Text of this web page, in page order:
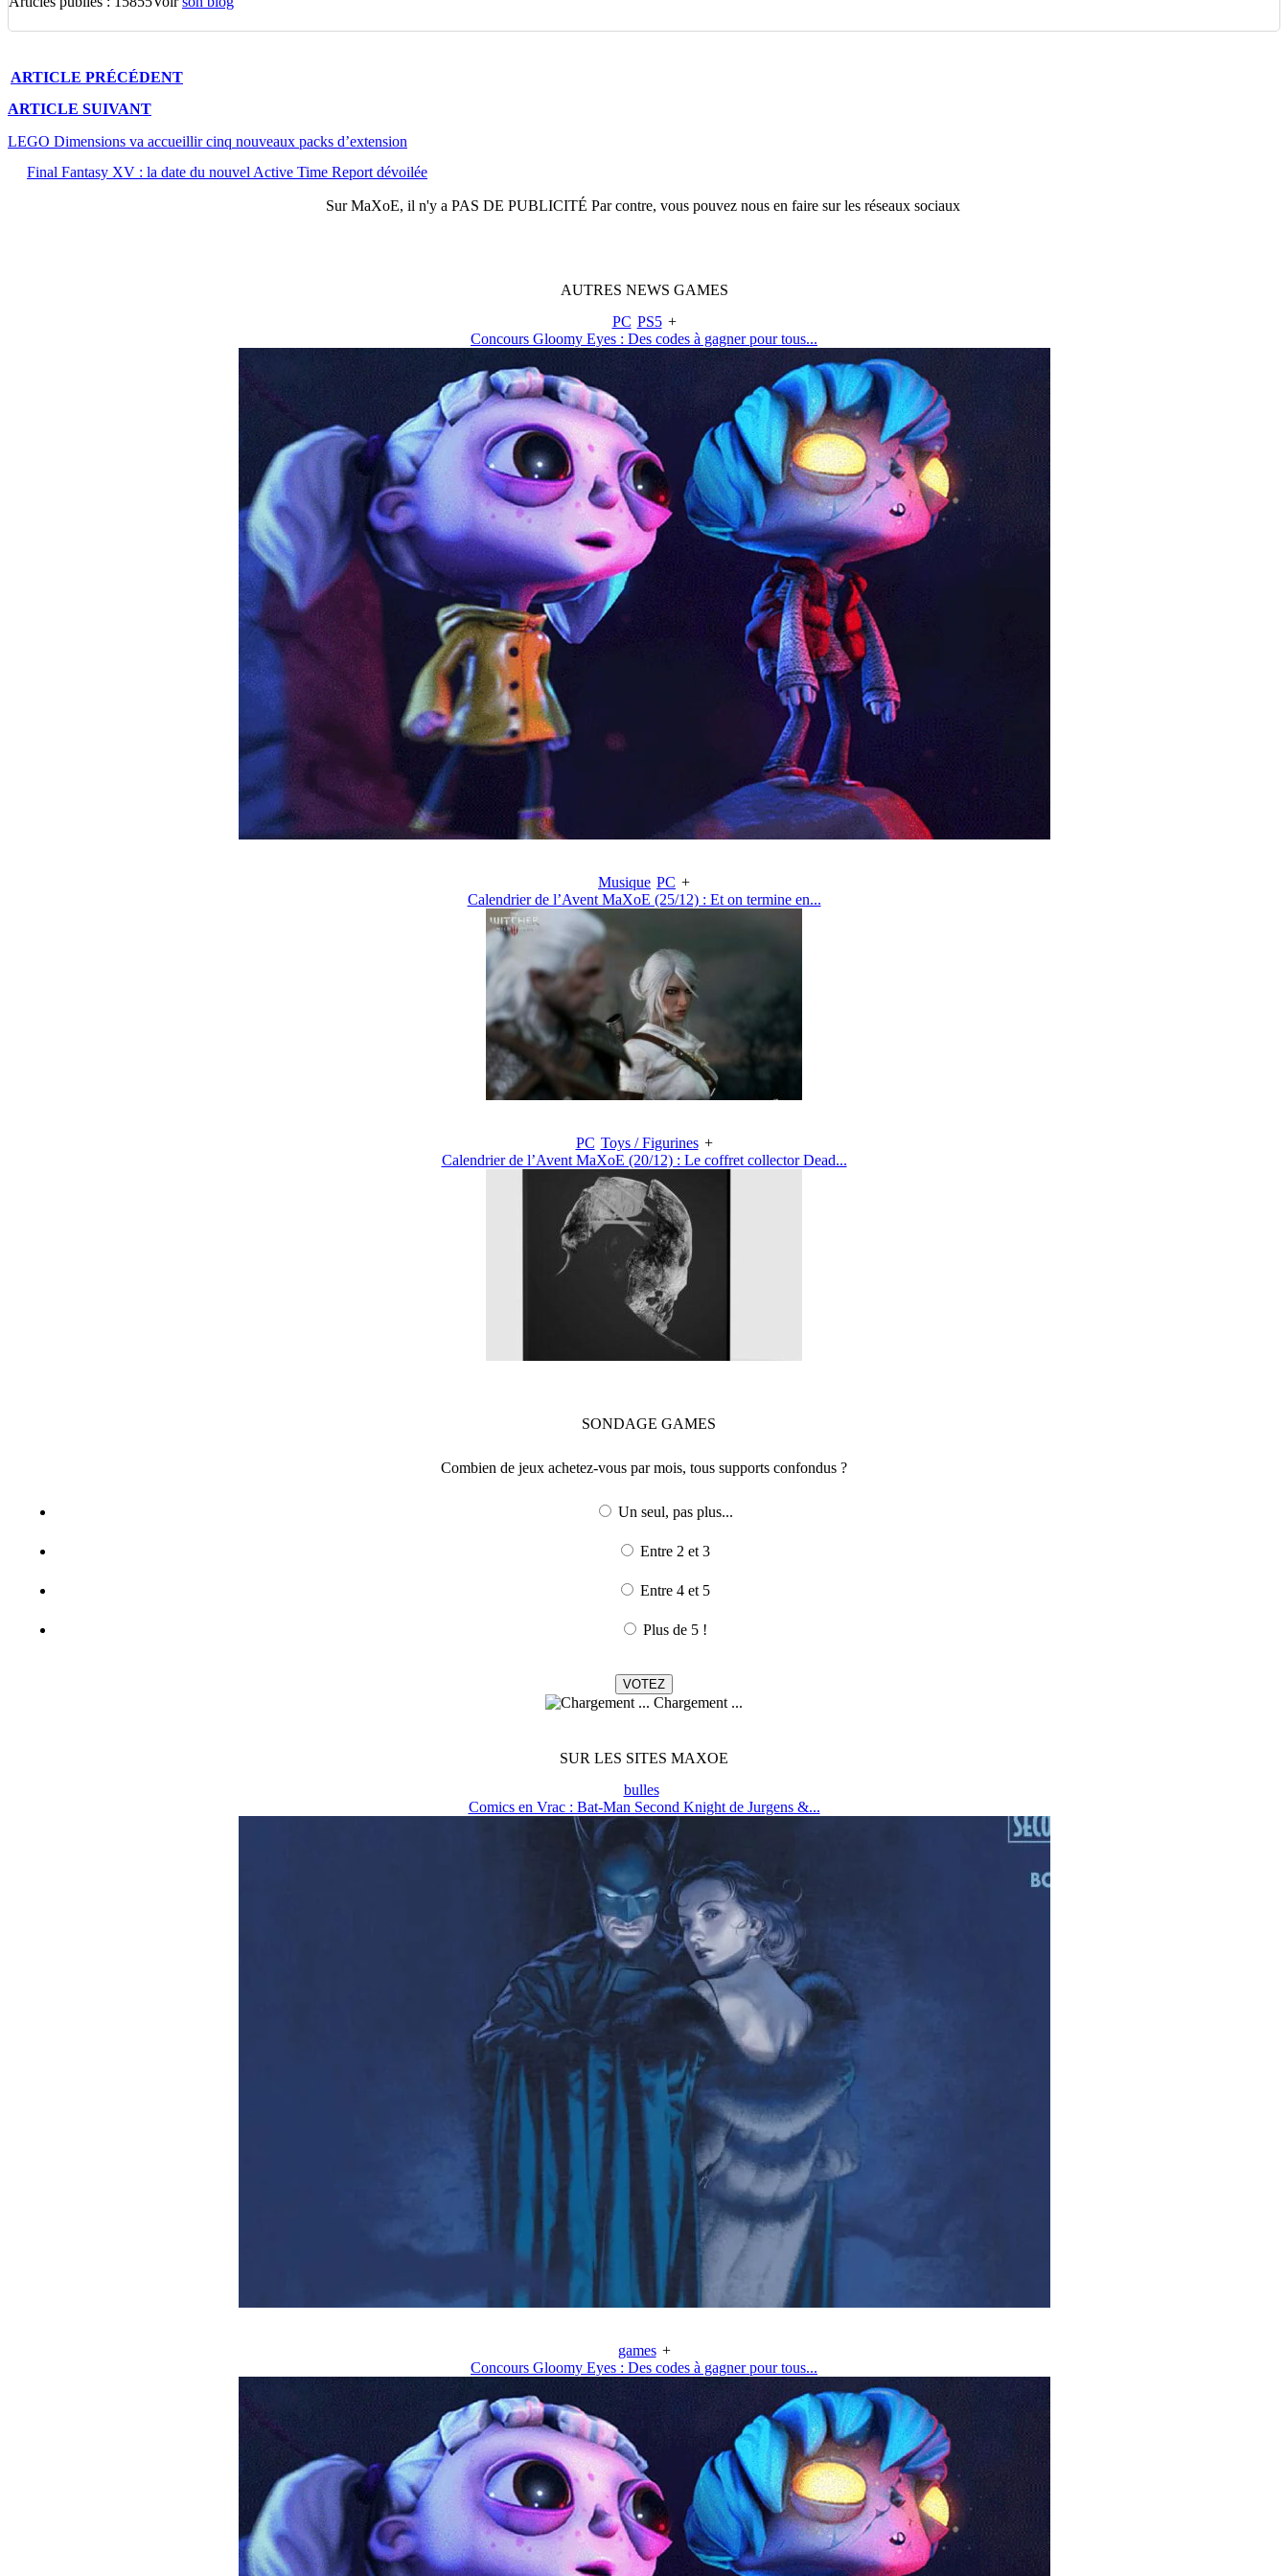
ARTICLE PRÉCÉDENT
ARTICLE SUIVANT
LEGO Dimensions va accueillir cinq nouveaux packs d’extension
Final Fantasy XV : la date du nouvel Active Time Report dévoilée
SurMaXoE, il n'y a PAS DE PUBLICITÉ Par contre, vous pouvez nous en faire sur les réseaux sociaux
AUTRES NEWS GAMES
PC PS5 +
Concours Gloomy Eyes : Des codes à gagner pour tous...
Musique PC +
Calendrier de l’Avent MaXoE (25/12) : Et on termine en...
PC Toys / Figurines +
Calendrier de l’Avent MaXoE (20/12) : Le coffret collector Dead...
SONDAGE GAMES
Combien de jeux achetez-vous par mois, tous supports confondus ?
Un seul, pas plus...
Entre 2 et 3
Entre 4 et 5
Plus de 5 !
Chargement ...
SUR LES SITES MAXOE
bulles
Comics en Vrac : Bat-Man Second Knight de Jurgens &...
games +
Concours Gloomy Eyes : Des codes à gagner pour tous...